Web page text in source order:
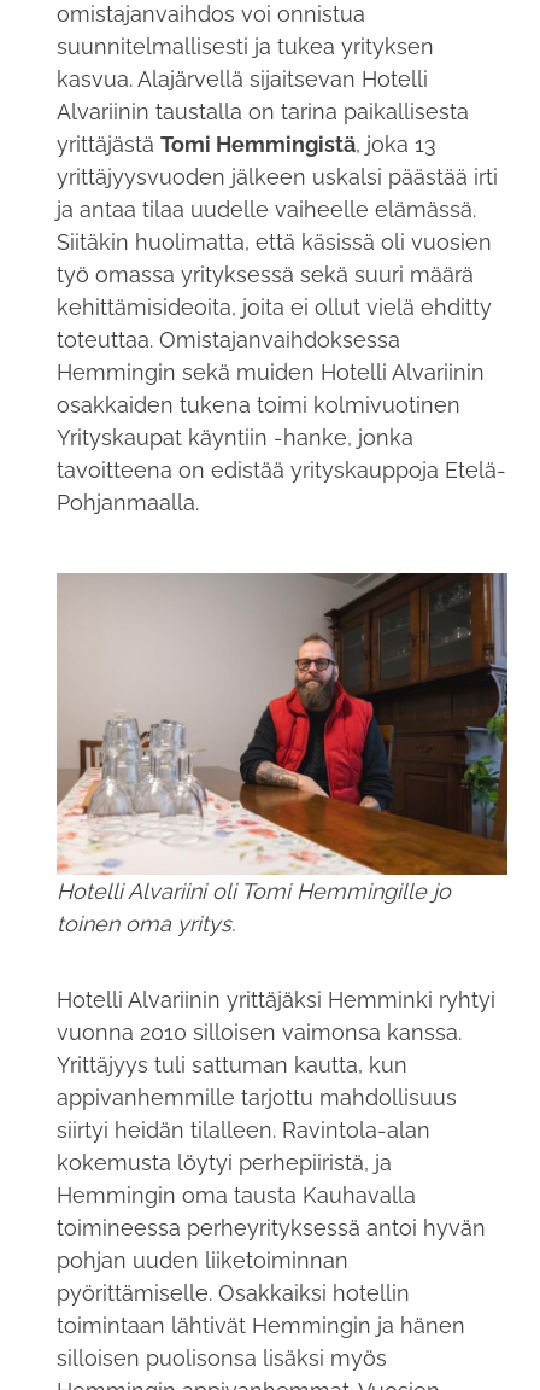
omistajanvaihdos voi onnistua
suunnitelmallisesti ja tukea yrityksen
kasvua. Alajärvellä sijaitsevan Hotelli
Alvariinin taustalla on tarina paikallisesta
yrittäjästä Tomi Hemmingistä, joka 13
yrittäjyysvuoden jälkeen uskalsi päästää irti
ja antaa tilaa uudelle vaiheelle elämässä.
Siitäkin huolimatta, että käsissä oli vuosien
työ omassa yrityksessä sekä suuri määrä
kehittämisideoita, joita ei ollut vielä ehditty
toteuttaa. Omistajanvaihdoksessa
Hemmingin sekä muiden Hotelli Alvariinin
osakkaiden tukena toimi kolmivuotinen
Yrityskaupat käyntiin -hanke, jonka
tavoitteena on edistää yrityskauppoja Etelä-
Pohjanmaalla.
Hotelli Alvariini oli Tomi Hemmingille jo
toinen oma yritys.
Hotelli Alvariinin yrittäjäksi Hemminki ryhtyi
vuonna 2010 silloisen vaimonsa kanssa.
Yrittäjyys tuli sattuman kautta, kun
appivanhemmille tarjottu mahdollisuus
siirtyi heidän tilalleen. Ravintola-alan
kokemusta löytyi perhepiiristä, ja
Hemmingin oma tausta Kauhavalla
toimineessa perheyrityksessä antoi hyvän
pohjan uuden liiketoiminnan
pyörittämiselle. Osakkaiksi hotellin
toimintaan lähtivät Hemmingin ja hänen
silloisen puolisonsa lisäksi myös